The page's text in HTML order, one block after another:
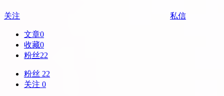
关注 私信
文章0
收藏0
粉丝22
粉丝 22
关注 0